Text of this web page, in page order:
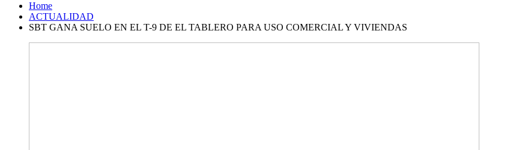
Home
ACTUALIDAD
SBT GANA SUELO EN EL T-9 DE EL TABLERO PARA USO COMERCIAL Y VIVIENDAS